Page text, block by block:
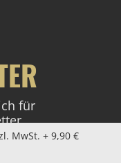
für
MwSt. + 9,90 €